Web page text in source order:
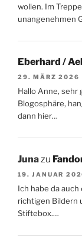
wollen. Im
unangenehmen
Eberhard /
29. MÄRZ 2026
Hallo Anne, sehr
Blogosphäre,
dann hier…
Junazu
19. JANUAR
Ich habe da
richtigen Bildern
Stiftebox.…